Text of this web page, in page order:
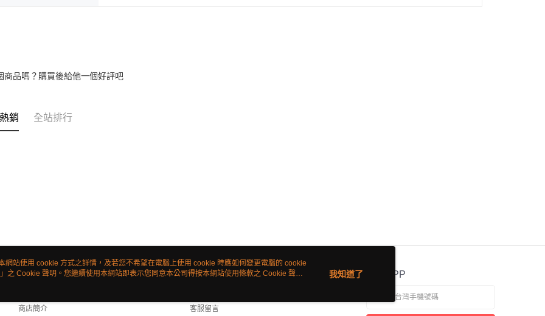
商品嗎？購買後給他一個好評吧
銷 全站排行
關於我們
商店簡介
客服資訊
客服留言
官方APP
網站使用 cookie 方式之詳情，及若您不希望在電腦上使用 cookie 時應如何變更電腦的 cookie
」之 Cookie 聲明。您繼續使用本網站即表示您同意本公司得按本網站使用條款之 Cookie 聲明
我知道了